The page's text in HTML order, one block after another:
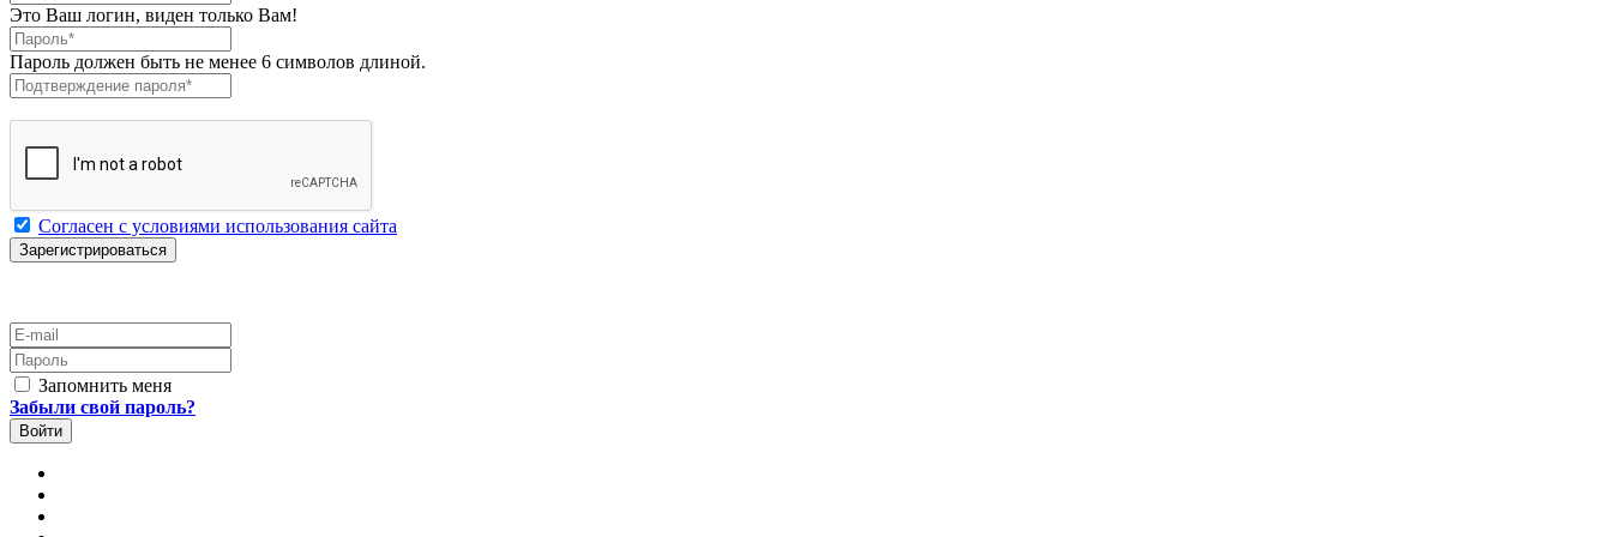
Это Ваш логин, виден только Вам!
Пароль*
Пароль должен быть не менее 6 символов длиной.
Подтверждение пароля
Согласен с условиями использования сайта
E-mail
Пароль
Запомнить меня
Забыли свой пароль?